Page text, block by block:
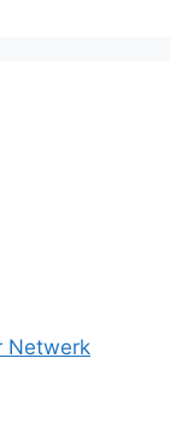
Netwerk